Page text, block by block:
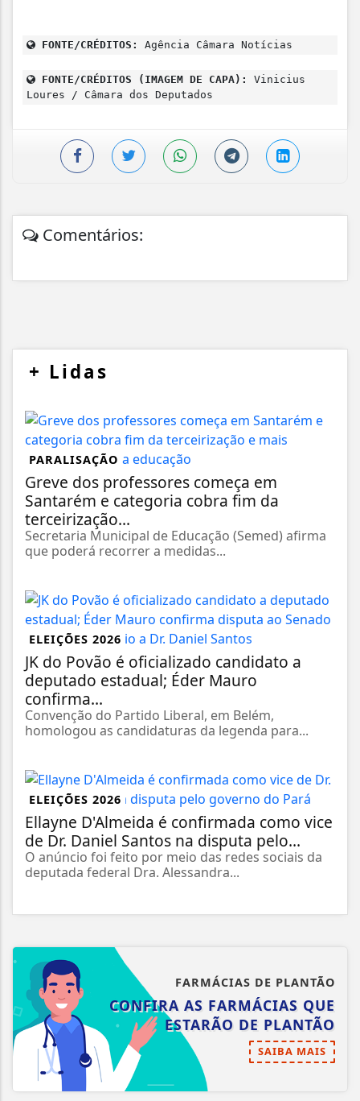
FONTE/CRÉDITOS: Agência Câmara Notícias
FONTE/CRÉDITOS (IMAGEM DE CAPA):
Vinicius
Loures / Câmara dos Deputados
Comentários:
+ Lidas
PARALISAÇÃO
Greve dos professores começa em
Santarém e categoria cobra fim da
terceirização...
Secretaria Municipal de Educação (Semed) afirma
que poderá recorrer a medidas...
ELEIÇÕES 2026
JK do Povão é oficializado candidato a
deputado estadual; Éder Mauro
confirma...
Convenção do Partido Liberal, em Belém,
homologou as candidaturas da legenda para...
ELEIÇÕES 2026
Ellayne D'Almeida é confirmada como vice
de Dr. Daniel Santos na disputa pelo...
O anúncio foi feito por meio das redes sociais da
deputada federal Dra. Alessandra...
FARMÁCIAS DE PLANTÃO
CONFIRA AS FARMÁCIAS QUE
ESTARÃO DE PLANTÃO
SAIBA MAIS